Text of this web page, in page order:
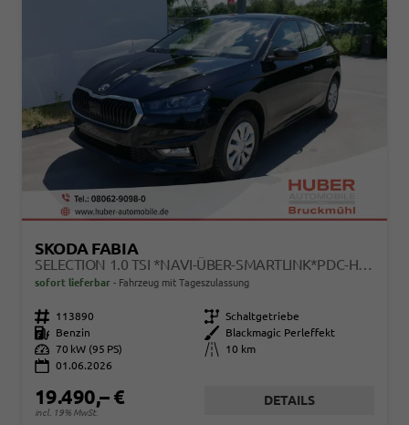
SKODA FABIA
SELECTION 1.0 TSI *NAVI-ÜBER-SMARTLINK*PDC-HI*LED*SHZ*KLIMA*RADIO
sofort lieferbar Fahrzeug mit Tageszulassung
Fahrzeugnr. 113890 Getriebe Schaltgetriebe
Kraftstoff
Benzin Außenfarbe
Blackmagic Perleffekt
Leistung 70 kW (95 PS) Kilometerstand
10 km
01.06.2026
19.490,– €
incl. 19% MwSt.
DETAILS